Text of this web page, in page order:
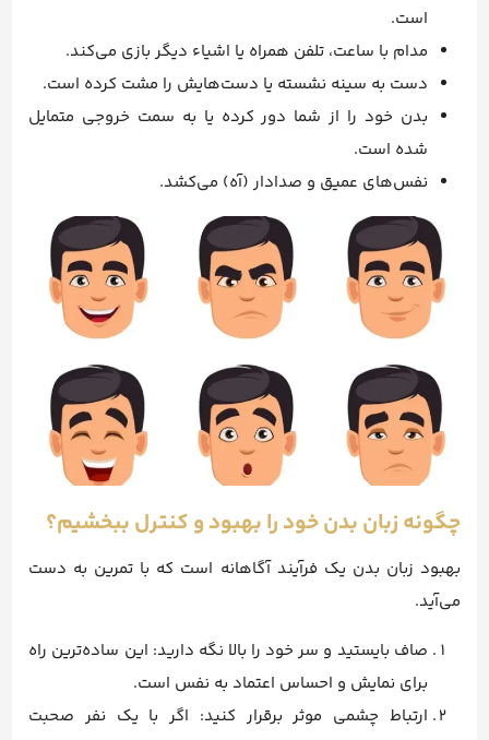
است.
مدام با ساعت، تلفن همراه یا اشیاء دیگر بازی می‌کند.
دست به سینه نشسته یا دست‌هایش را مشت کرده است.
بدن خود را از شما دور کرده یا به سمت خروجی متمایل
شده است.
نفس‌های عمیق و صدادار (آه) می‌کشد.
چگونه زبان بدن خود را بهبود و کنترل ببخشیم؟
بهبود زبان بدن یک فرآیند آگاهانه است که با تمرین به دست
می‌آید.
صاف بایستید و سر خود را بالا نگه دارید: این ساده‌ترین راه
برای نمایش و احساس اعتماد به نفس است.
ارتباط چشمی موثر برقرار کنید: اگر با یک نفر صحبت